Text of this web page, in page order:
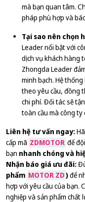
mà bạn quan tâm.
pháp phù hợp và
Tại sao nên chọn
Leader nổi bật với
dịch vụ khách hàng
Zhongda Leader
minh bạch. Hệ
theo yêu cầu, đồng
chi phí. Đối tác sẽ
toàn cầu mà công
Liên hệ tư vấn ngay:
cấp mã ZDMOTOR để
bạn nhanh chóng và
Nhận báo giá ưu đãi:
phẩm MOTOR ZD)để
hợp với yêu cầu của bạn.
nghiệp và sản phẩm chất